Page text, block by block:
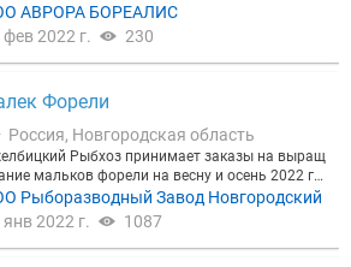
котлеты ,палочки, бургеры, наггетсы) .
есть предложение как для сетевых клиенто
упаковка), так и для оптовико
из сегмента HoReCa. Продукция са
Всегда в наличии.
АВРОРА БОРЕАЛИС
фев 2022 г.
230
Форели
Россия, Новгородская область
Рыбхоз принимает заказы на выращ
мальков форели на весну и осень 2022 го
навеской до 20 грамм (выращивание в УЗВ) Д
разведения форели Вам всего лишь
заказать необходимого малька. Профессиона
Рыборазводный Завод Новгородский
янв 2022 г.
1087